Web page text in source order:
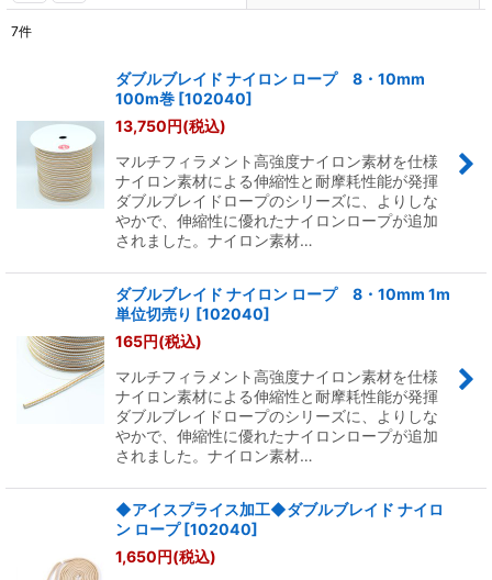
絞り込む
7件
ダブルブレイド ナイロン ロープ 8・10mm
100m巻 [102040]
13,750円(税込)
マルチフィラメント高強度ナイロン素材を仕様
ナイロン素材による伸縮性と耐摩耗性能が発揮
ダブルブレイドロープのシリーズに、よりしな
やかで、伸縮性に優れたナイロンロープが追加
されました。ナイロン素材…
ダブルブレイド ナイロン ロープ 8・10mm 1m
単位切売り [102040]
165円(税込)
マルチフィラメント高強度ナイロン素材を仕様
ナイロン素材による伸縮性と耐摩耗性能が発揮
ダブルブレイドロープのシリーズに、よりしな
やかで、伸縮性に優れたナイロンロープが追加
されました。ナイロン素材…
◆アイスプライス加工◆ダブルブレイド ナイロ
ン ロープ [102040]
1,650円(税込)